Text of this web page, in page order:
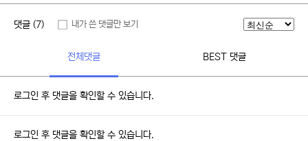
댓글 (7) 내가 쓴 댓글만 보기
전체댓글 BEST 댓글
로그인 후 댓글을 확인할 수 있습니다.
로그인 후 댓글을 확인할 수 있습니다.